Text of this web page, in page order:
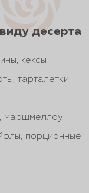
десерта
кексы
тарталетки
маршмеллоу
порционные